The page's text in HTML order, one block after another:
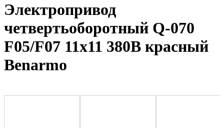
Электропривод
четвертьоборотный Q-070
F05/F07 11х11 380В красный
Benarmo